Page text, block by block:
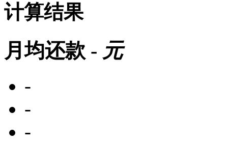
计算结果
月均还款 - 元
-
-
-